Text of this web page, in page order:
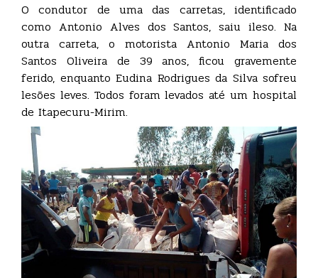
O condutor de uma das carretas, identificado
como Antonio Alves dos Santos, saiu ileso. Na
outra carreta, o motorista Antonio Maria dos
Santos Oliveira de 39 anos, ficou gravemente
ferido, enquanto Eudina Rodrigues da Silva sofreu
lesões leves. Todos foram levados até um hospital
de Itapecuru-Mirim.